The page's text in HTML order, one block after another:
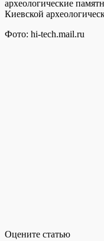
археологические
Киевской
Фото: hi-tech.mail.ru
Оцените статью